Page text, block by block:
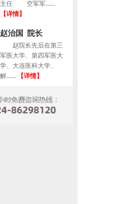
主任 空军军……
【详情】
赵治国 院长
赵院长先后在第三
军医大学、第四军医大
学、大连医科大学、
解……
【详情】